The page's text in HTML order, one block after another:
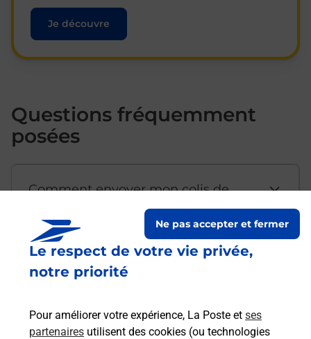
Le respect de votre vie privée,
notre priorité
Pour améliorer votre expérience, La Poste et ses
partenaires utilisent des cookies (ou technologies
Ne pas accepter et fermer
Je découvre
Questions fréquemment
posées
Comment envoyer mon colis de
Est-il possible d’acheter un
emballage directement depuis un